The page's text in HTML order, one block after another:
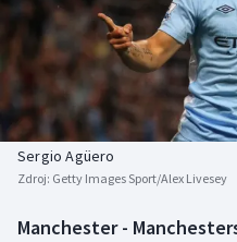
Baseball a softbal
Basketbal
Biatlon
Soutěže
Historické návraty
Aplikace ČT sport
Sergio Agüero
Zdroj: Getty Images Sport/Alex Livesey
Manchester -